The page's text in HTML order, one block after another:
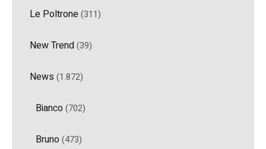
Le Poltrone(311)
New Trend(39)
News (1.872)
Bianco(702)
Bruno(473)